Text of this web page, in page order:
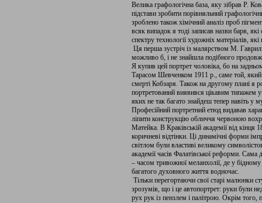
Велика графологічна база, яку зібрав Р.
підстави зробити порівняльний
зроблено також хімічний аналіз проб
всяк випадок я тоді записав назви барв,
спектру технології художніх матеріалів,
Ця перша зустріч із малярством М.
можливо б, і не знайшла подібного
Я купив цей портрет чоловіка, бо на
Тарасом Шевченком 1911 р., саме той, який
смерті Кобзаря. Також на другому плані я
портретований виявився цікавим типажем
яких не так багато знайдеш тепер навіть у
Професійний портретний етюд видавав
ліпити конструкцію обличчя червоною
Матейка. В Краківській академії від
коричневі відтінки. Ці динамічні форми
світлом були властиві великому
академії часів Фалатівської реформи.
– часом тривожної меланхолії, де у
багатого духовного життя водночас.
Тільки перегортаючи свої старі малюнки
зрозумів, що і це автопортрет: руки були
рух рук із пензлем і палітрою. Окрім